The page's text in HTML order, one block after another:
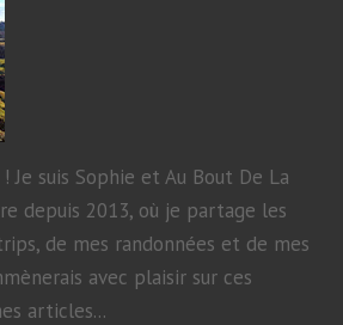
Je suis Sophie et Au Bout De La
depuis 2013, où je partage les
de mes randonnées et de mes
avec plaisir sur ces
articles...